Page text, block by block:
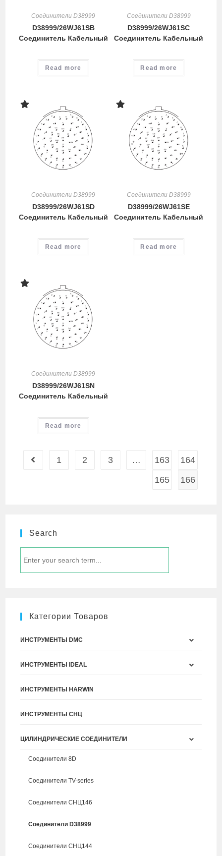
Соединители D38999
D38999/26WJ61SB
Соединитель Кабельный
Read more
Соединители D38999
D38999/26WJ61SC
Соединитель Кабельный
Read more
Соединители D38999
D38999/26WJ61SD
Соединитель Кабельный
Read more
Соединители D38999
D38999/26WJ61SE
Соединитель Кабельный
Read more
Соединители D38999
D38999/26WJ61SN
Соединитель Кабельный
Read more
1 2 3 … 163
164
165
166
Search
Категории Товаров
ИНСТРУМЕНТЫ DMC
ИНСТРУМЕНТЫ IDEAL
ИНСТРУМЕНТЫ HARWIN
ИНСТРУМЕНТЫ СНЦ
ЦИЛИНДРИЧЕСКИЕ СОЕДИНИТЕЛИ
Соединители 8D
Соединители TV-series
Соединители СНЦ146
Соединители D38999
Соединители СНЦ144